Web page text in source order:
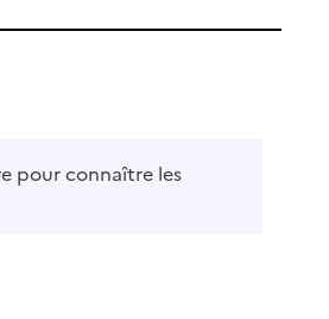
pour connaître les